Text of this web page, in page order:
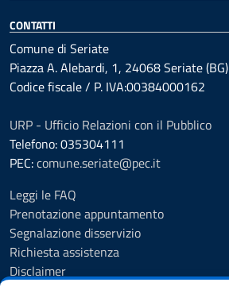
CONTATTI
Comune di Seriate
Piazza A. Alebardi, 1, 24068 Seriate (BG)
Codice fiscale / P. IVA:00384000162
URP - Ufficio Relazioni con il Pubblico
Telefono: 035304111
PEC:comune.seriate@pec.it
Leggi le FAQ
Prenotazione appuntamento
Segnalazione disservizio
Richiesta assistenza
Disclaimer